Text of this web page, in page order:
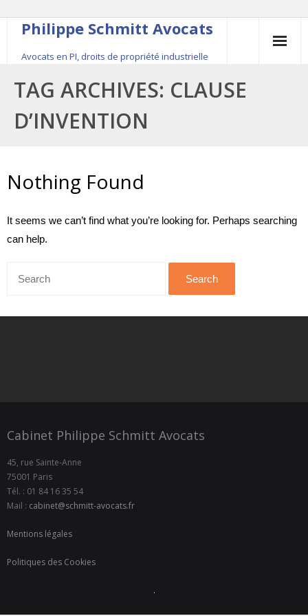
Philippe Schmitt Avocats
Avocats en PI, droits de propriété industrielle
45, rue Saint-Anne, 75001 Paris, +33 (0)1 84 16 35
54
Contact
Actualité
TAG ARCHIVES: CLAUSE
D’INVENTION
Nothing Found
It seems we can’t find what you’re looking for. Perhaps searching
can help.
Cabinet Philippe Schmitt Avocats
45, rue Sainte-Anne
75001 Paris
Tél. : 01 84 16 35 54
Mail : cabinet@schmitt-avocats.fr
Mentions légales
Politiques des Cookies
.